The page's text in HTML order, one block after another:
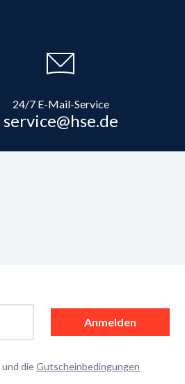
24/7 E-Mail-Service
service@hse.de
Anmelden
und dieGutscheinbedingungen